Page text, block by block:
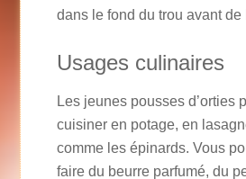
dans le fond du trou avant de
Usages culinaires
Les jeunes pousses d’orties
cuisiner en potage, en
comme les épinards. Vous
faire du beurre parfumé, du